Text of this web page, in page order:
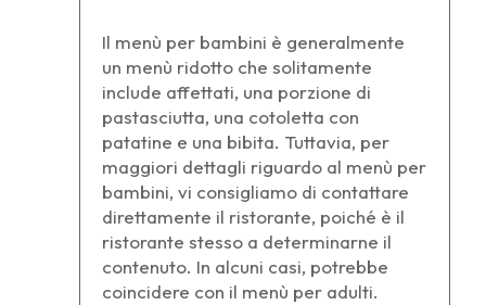
Il menù per bambini è generalmente
un menù ridotto che solitamente
include affettati, una porzione di
pastasciutta, una cotoletta con
patatine e una bibita. Tuttavia, per
maggiori dettagli riguardo al menù per
bambini, vi consigliamo di contattare
direttamente il ristorante, poiché è il
ristorante stesso a determinarne il
contenuto. In alcuni casi, potrebbe
coincidere con il menù per adulti.